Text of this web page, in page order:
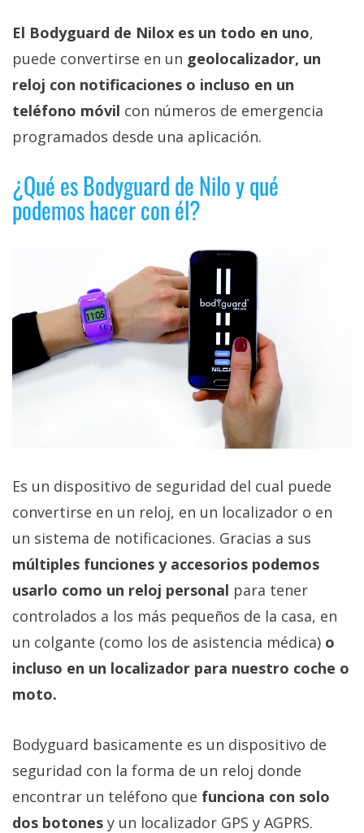
opciones
privacidad
/
Aviso
Legal
El medio de
comunicación
digital donde
encontrarás
ordenadores,
apps,
informática,
videojuegos,
comparativas,
trucos y
derechos
El Bodyguard de Nilox es un todo en uno,
puede convertirse en un geolocalizador, un
reloj con notificaciones o incluso en un
teléfono móvil con números de emergencia
programados desde una aplicación.
¿Qué es Bodyguard de Nilo y qué
podemos hacer con él?
Es un dispositivo de seguridad del cual puede
convertirse en un reloj, en un localizador o en
un sistema de notificaciones. Gracias a sus
múltiples funciones y accesorios podemos
usarlo como un reloj personal para tener
controlados a los más pequeños de la casa, en
un colgante (como los de asistencia médica) o
incluso en un localizador para nuestro coche o
moto.
Bodyguard basicamente es un dispositivo de
seguridad con la forma de un reloj donde
encontrar un teléfono que funciona con solo
dos botones y un localizador GPS y AGPRS.